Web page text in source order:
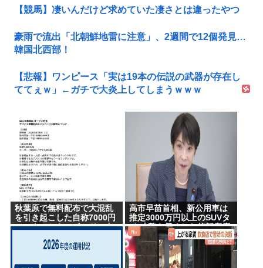
【競馬】凄いんだけど求めていた凄さとは違ったやつ
豪雨で流出「北朝鮮地雷に注意」、2週間で12個発見…
韓国北西部！
【悲報】ワンピース「実は19本の伝説の武器が存在し
ててぇｗ」←ガチで大炎上してしまうｗｗｗ
秋葉原で無料配布で大混乱
を引き起こした自称7000円
のマウスとキーボード、中
るゴミだったwww
高市早苗首相、新公用車は
推定3000万円以上のSUVタ
イプ 贅を尽くした後部座席
でたばこを吸うのが至福の
時間か どんどん延びる乗車
時間